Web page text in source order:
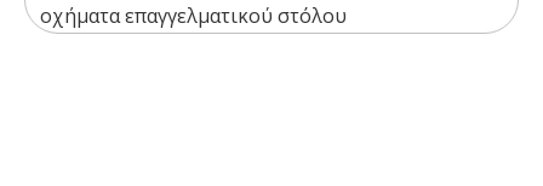
οχήματα επαγγελματικού στόλου